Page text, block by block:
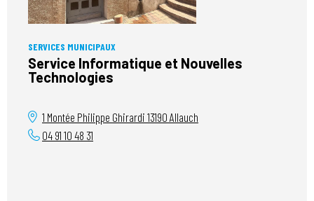
SERVICES MUNICIPAUX
Service Informatique et Nouvelles
Technologies
1 Montée Philippe Ghirardi 13190 Allauch
04 91 10 48 31